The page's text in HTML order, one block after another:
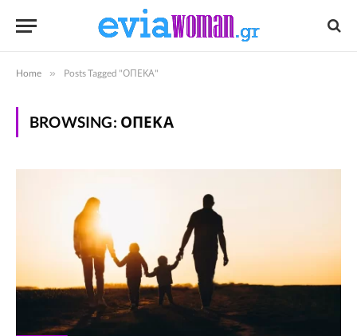
Home » Posts Tagged "ΟΠΕΚΑ"
BROWSING: ΟΠΕΚΑ